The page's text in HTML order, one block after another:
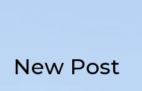
New Post